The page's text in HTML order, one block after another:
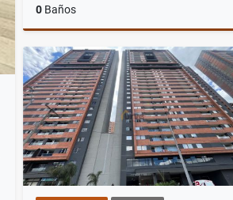
0 Baños
Venta
$152.000.000